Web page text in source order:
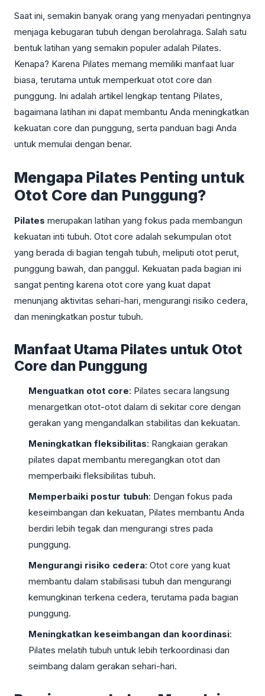
Saat ini, semakin banyak orang yang menyadari pentingnya
menjaga kebugaran tubuh dengan berolahraga. Salah satu
bentuk latihan yang semakin populer adalah Pilates.
Kenapa? Karena Pilates memang memiliki manfaat luar
biasa, terutama untuk memperkuat otot core dan
punggung. Ini adalah artikel lengkap tentang Pilates,
bagaimana latihan ini dapat membantu Anda meningkatkan
kekuatan core dan punggung, serta panduan bagi Anda
untuk memulai dengan benar.
Mengapa Pilates Penting untuk
Otot Core dan Punggung?
Pilates merupakan latihan yang fokus pada membangun
kekuatan inti tubuh. Otot core adalah sekumpulan otot
yang berada di bagian tengah tubuh, meliputi otot perut,
punggung bawah, dan panggul. Kekuatan pada bagian ini
sangat penting karena otot core yang kuat dapat
menunjang aktivitas sehari-hari, mengurangi risiko cedera,
dan meningkatkan postur tubuh.
Manfaat Utama Pilates untuk Otot
Core dan Punggung
Menguatkan otot core: Pilates secara langsung
menargetkan otot-otot dalam di sekitar core dengan
gerakan yang mengandalkan stabilitas dan kekuatan.
Meningkatkan fleksibilitas: Rangkaian gerakan
pilates dapat membantu meregangkan otot dan
memperbaiki fleksibilitas tubuh.
Memperbaiki postur tubuh: Dengan fokus pada
keseimbangan dan kekuatan, Pilates membantu Anda
berdiri lebih tegak dan mengurangi stres pada
punggung.
Mengurangi risiko cedera: Otot core yang kuat
membantu dalam stabilisasi tubuh dan mengurangi
kemungkinan terkena cedera, terutama pada bagian
punggung.
Meningkatkan keseimbangan dan koordinasi:
Pilates melatih tubuh untuk lebih terkoordinasi dan
seimbang dalam gerakan sehari-hari.